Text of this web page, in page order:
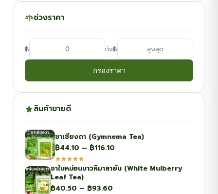
ช่วงราคา
฿ ถึง฿
กรองราคา
สินค้าขายดี
ชาเชียงดา (Gymnema Tea)
฿44.10 – ฿116.10
฿44.10
ชาใบหม่อนขาวหิมาลายัน (White Mulberry
Leaf Tea)
฿40.50 – ฿93.60Price